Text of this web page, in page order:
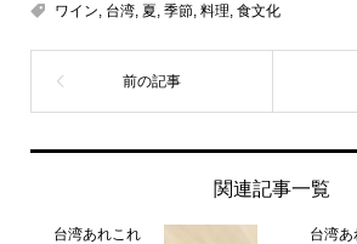
ワイン 台湾, 夏 季節, 料理 食文化
関連記事一覧
台湾あれこれ 台湾